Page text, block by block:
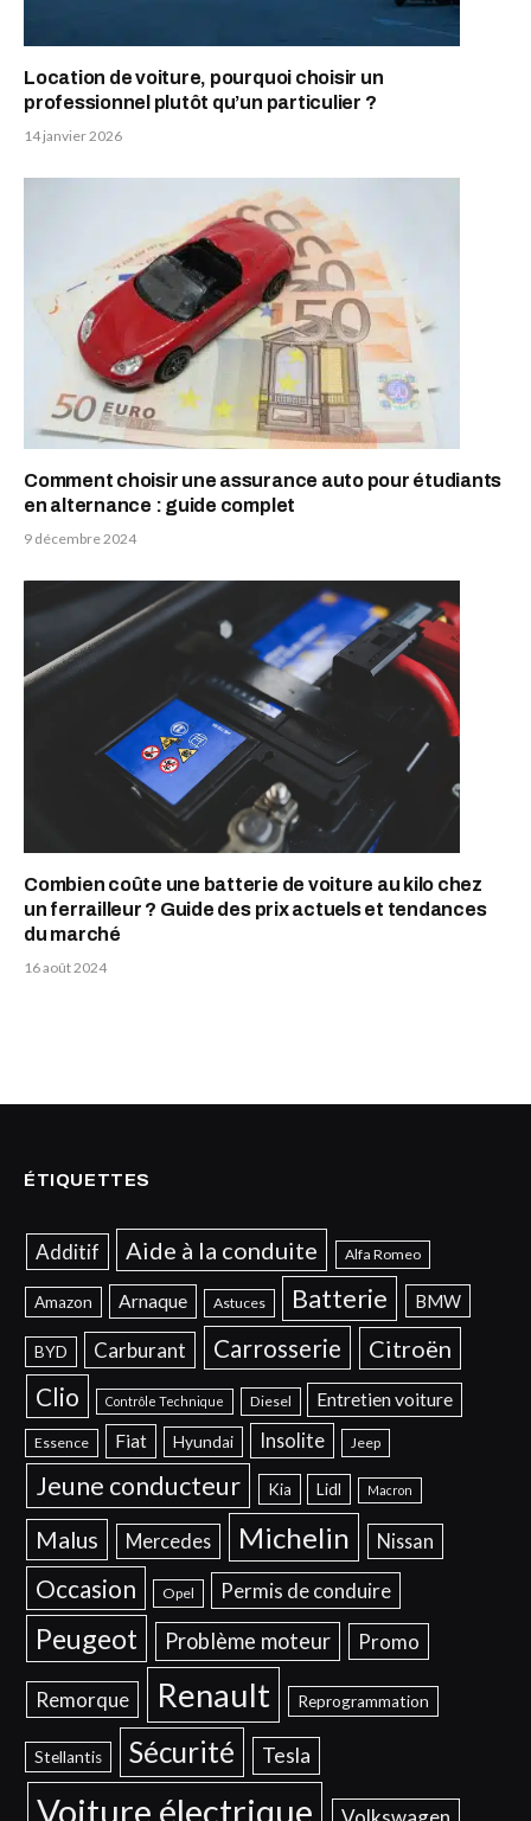
Location de voiture, pourquoi choisir un
professionnel plutôt qu’un particulier ?
14 janvier 2026
Comment choisir une assurance auto pour étudiants
en alternance : guide complet
9 décembre 2024
Combien coûte une batterie de voiture au kilo chez
un ferrailleur ? Guide des prix actuels et tendances
du marché
16 août 2024
ÉTIQUETTES
Additif Aide à la conduite Alfa Romeo
Amazon Arnaque Astuces Batterie BMW
BYD Carburant Carrosserie Citroën
Clio Contrôle Technique Diesel Entretien voiture
Essence Fiat Hyundai Insolite Jeep
Jeune conducteur Kia Lidl Macron
Malus Mercedes Michelin Nissan
Occasion Opel Permis de conduire
Peugeot Problème moteur Promo
Remorque Renault Reprogrammation
Stellantis Sécurité Tesla
Voiture électrique